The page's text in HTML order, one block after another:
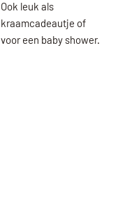
Ook leuk als
kraamcadeautje of
voor een baby shower.